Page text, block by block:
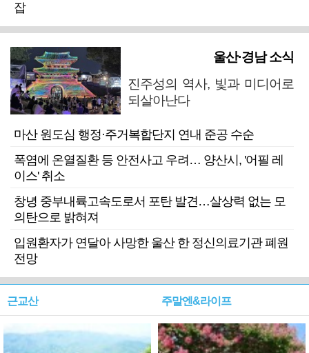
잡
울산·경남 소식
진주성의 역사, 빛과 미디어로
되살아난다
마산 원도심 행정·주거복합단지 연내 준공 수순
폭염에 온열질환 등 안전사고 우려… 양산시, '어필 레
이스' 취소
창녕 중부내륙고속도로서 포탄 발견…살상력 없는 모
의탄으로 밝혀져
입원환자가 연달아 사망한 울산 한 정신의료기관 폐원
전망
근교산 주말엔&라이프